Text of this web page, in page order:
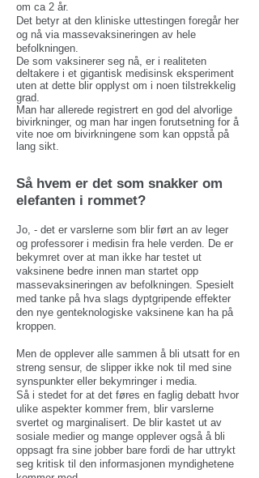
om ca 2 år.
Det betyr at den kliniske uttestingen foregår her
og nå via massevaksineringen av hele
befolkningen.
De som vaksinerer seg nå, er i realiteten
deltakere i et gigantisk medisinsk eksperiment
uten at dette blir opplyst om i noen tilstrekkelig
grad.
Man har allerede registrert en god del alvorlige
bivirkninger, og man har ingen forutsetning for å
vite noe om bivirkningene som kan oppstå på
lang sikt.
Så hvem er det som snakker om
elefanten i rommet?
Jo, - det er varslerne som blir ført an av leger
og professorer i medisin fra hele verden. De er
bekymret over at man ikke har testet ut
vaksinene bedre innen man startet opp
massevaksineringen av befolkningen. Spesielt
med tanke på hva slags dyptgripende effekter
den nye genteknologiske vaksinene kan ha på
kroppen.
Men de opplever alle sammen å bli utsatt for en
streng sensur, de slipper ikke nok til med sine
synspunkter eller bekymringer i media.
Så i stedet for at det føres en faglig debatt hvor
ulike aspekter kommer frem, blir varslerne
svertet og marginalisert. De blir kastet ut av
sosiale medier og mange opplever også å bli
oppsagt fra sine jobber bare fordi de har uttrykt
seg kritisk til den informasjonen myndighetene